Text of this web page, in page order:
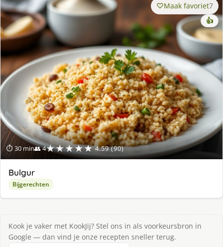
⏱ 30 min👥 4★★★★★ 4.59 (90)
Maak favoriet7
👍
Bulgur
Bijgerechten
Kook je vaker met KookJij? Stel ons in als voorkeursbron in
Google — dan vind je onze recepten sneller terug.